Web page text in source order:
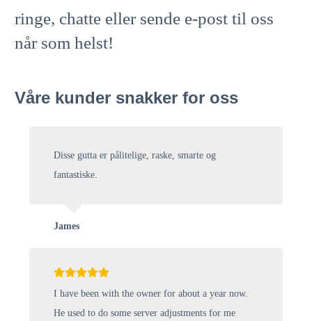
ringe, chatte eller sende e-post til oss
når som helst!
Våre kunder snakker for oss
Disse gutta er pålitelige, raske, smarte og
fantastiske.
James
I have been with the owner for about a year now.
He used to do some server adjustments for me